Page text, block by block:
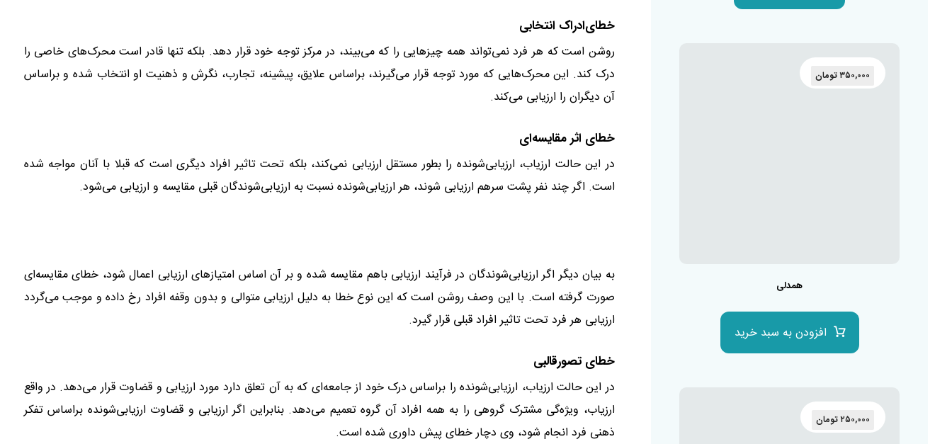
خطای‌ادراک انتخابی
روشن است که هر فرد نمی‌تواند همه چیزهایی را که می‌بیند، در مرکز توجه خود قرار دهد. بلکه تنها قادر است محرک‌های خاصی را
درک کند. این محرک‌هایی که مورد توجه قرار می‌گیرند، براساس علایق، پیشینه، تجارب، نگرش و ذهنیت او انتخاب شده و براساس
آن دیگران را ارزیابی می‌کند.
خطای‌ اثر مقایسه‌ای
در این حالت ارزیاب، ارزیابی‌شونده را بطور مستقل ارزیابی نمی‌کند، بلکه تحت تاثیر افراد دیگری است که قبلا با آنان مواجه شده
است. اگر چند نفر پشت سرهم ارزیابی ‌شوند، هر ارزیابی‌شونده نسبت به ارزیابی‌شوندگان قبلی مقایسه و ارزیابی می‌شود.
به بیان دیگر اگر ارزیابی‌شوندگان در فرآیند ارزیابی باهم مقایسه شده و بر آن اساس امتیازهای ارزیابی اعمال شود، خطای مقایسه‌ای
صورت گرفته است. با این وصف روشن است که این نوع خطا به دلیل ارزیابی متوالی و بدون وقفه افراد رخ داده و موجب می‌گردد
ارزیابی هر فرد تحت تاثیر افراد قبلی قرار گیرد.
خطای تصور‌قالبی
در این حالت ارزیاب، ارزیابی‌شونده را براساس درک خود از جامعه‌ای که به آن تعلق دارد مورد ارزیابی و قضاوت قرار می‌دهد. در واقع
ارزیاب، ویژه‌گی مشترک گروهی را به همه افراد آن گروه تعمیم می‌دهد. بنابراین اگر ارزیابی و قضاوت ارزیابی‌شونده براساس تفکر
ذهنی فرد انجام شود، وی دچار خطای پیش داوری شده است.
همدلی
۳۵۰,۰۰۰ تومان
افزودن به سبد خرید
۲۵۰,۰۰۰ تومان